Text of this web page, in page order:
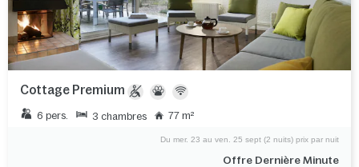
Cottage Premium
6 pers. 3 chambres 77 m²
Offre Dernière Minute
Du mer. 23 au ven. 25 sept (2 nuits) prix par nuit